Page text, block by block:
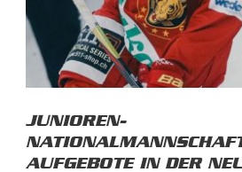
JUNIOREN-
AUFGEBOTE IN DER